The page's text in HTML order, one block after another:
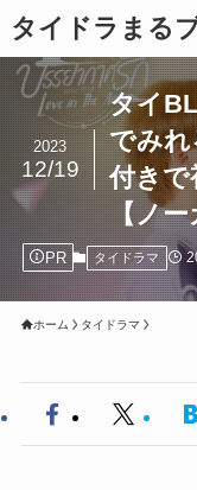
タイドラまる
タイ
でみれ
付きで
【ノー
2023
12/19
PR タイドラマ
ホーム タイドラマ